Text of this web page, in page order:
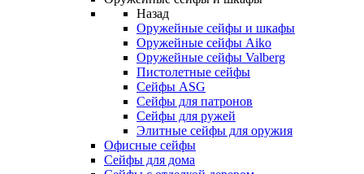
Назад
Оружейные сейфы и шкафы
Оружейные сейфы Aiko
Оружейные сейфы Valberg
Пистолетные сейфы
Сейфы ASG
Сейфы для патронов
Сейфы для ружей
Элитные сейфы для оружия
Офисные сейфы
Сейфы для дома